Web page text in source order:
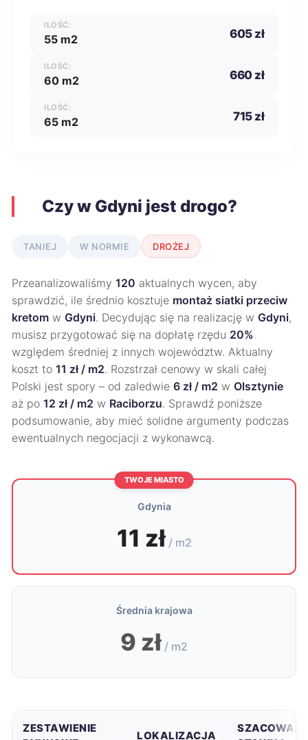
ILOŚĆ:
55 m2 605 zł
ILOŚĆ:
60 m2 660 zł
ILOŚĆ:
65 m2 715 zł
Czy w Gdyni jest drogo?
TANIEJ W NORMIE DROŻEJ
Przeanalizowaliśmy 120 aktualnych wycen, aby
sprawdzić, ile średnio kosztuje montaż siatki przeciw
kretom w Gdyni. Decydując się na realizację w Gdyni,
musisz przygotować się na dopłatę rzędu 20%
względem średniej z innych województw. Aktualny
koszt to 11 zł / m2. Rozstrzał cenowy w skali całej
Polski jest spory – od zaledwie 6 zł / m2 w Olsztynie
aż po 12 zł / m2 w Raciborzu. Sprawdź poniższe
podsumowanie, aby mieć solidne argumenty podczas
ewentualnych negocjacji z wykonawcą.
TWOJE MIASTO
Gdynia
11 zł / m2
Średnia krajowa
9 zł / m2
ZESTAWIENIE
LOKALIZACJA